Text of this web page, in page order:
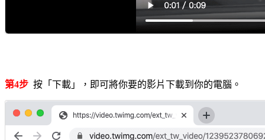
第4步 按「下載」，即可將你要的影片下載到你的電腦。